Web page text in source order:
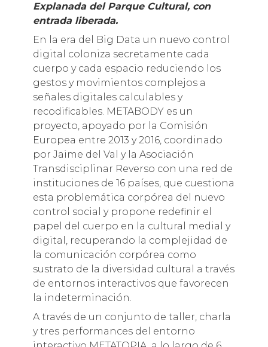
Explanada del Parque Cultural, con
entrada liberada.
En la era del Big Data un nuevo control
digital coloniza secretamente cada
cuerpo y cada espacio reduciendo los
gestos y movimientos complejos a
señales digitales calculables y
recodificables. METABODY es un
proyecto, apoyado por la Comisión
Europea entre 2013 y 2016, coordinado
por Jaime del Val y la Asociación
Transdisciplinar Reverso con una red de
instituciones de 16 países, que cuestiona
esta problemática corpórea del nuevo
control social y propone redefinir el
papel del cuerpo en la cultural medial y
digital, recuperando la complejidad de
la comunicación corpórea como
sustrato de la diversidad cultural a través
de entornos interactivos que favorecen
la indeterminación.
A través de un conjunto de taller, charla
y tres performances del entorno